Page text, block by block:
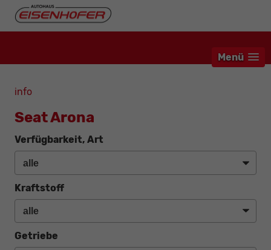
Menü
info
Seat Arona
Verfügbarkeit, Art
Kraftstoff
Getriebe